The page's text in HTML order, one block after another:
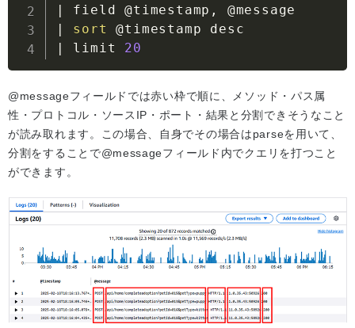
|
|
sort
|
limit 20
@messageフィールドでは赤い枠で順に、メソッド・パス属
性・プロトコル・ソースIP・ポート・結果と分割できそうなこと
が読み取れます。この場合、自身でその場合はparseを用いて、
分割をすることで@messageフィールド内でクエリを打つこと
ができます。